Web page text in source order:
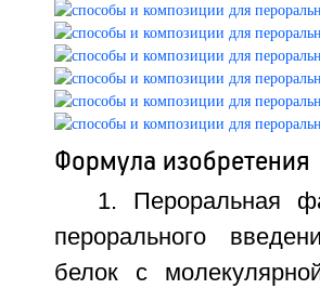
Формула изобретения
1. Пероральная
перорального
белок с